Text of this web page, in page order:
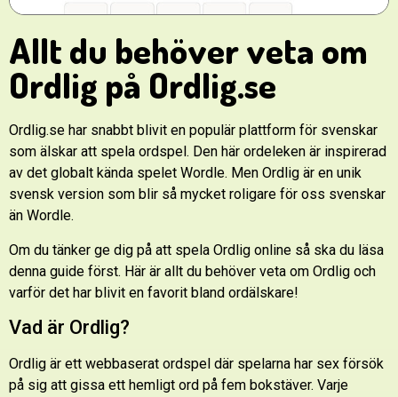
Allt du behöver veta om
Ordlig på Ordlig.se
Ordlig.se har snabbt blivit en populär plattform för svenskar
som älskar att spela ordspel. Den här ordeleken är inspirerad
av det globalt kända spelet Wordle. Men Ordlig är en unik
svensk version som blir så mycket roligare för oss svenskar
än Wordle.
Om du tänker ge dig på att spela Ordlig online så ska du läsa
denna guide först. Här är allt du behöver veta om Ordlig och
varför det har blivit en favorit bland ordälskare!
Vad är Ordlig?
Ordlig är ett webbaserat ordspel där spelarna har sex försök
på sig att gissa ett hemligt ord på fem bokstäver. Varje